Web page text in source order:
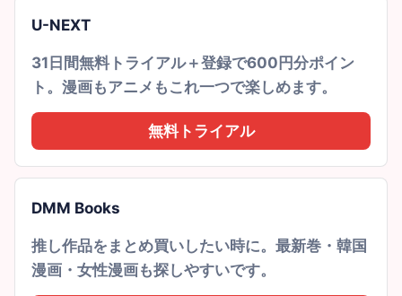
U-NEXT
31日間無料トライアル＋登録で600円分ポイン
ト。漫画もアニメもこれ一つで楽しめます。
無料トライアル
DMM Books
推し作品をまとめ買いしたい時に。最新巻・韓国
漫画・女性漫画も探しやすいです。